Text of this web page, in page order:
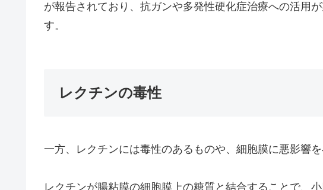
が報告されており、抗ガンや多発性硬化症治療への活用
す。
レクチンの毒性
一方、レクチンには毒性のあるものや、細胞膜に悪影響を
レクチンが腸粘膜の細胞膜上の糖質と結合することで、